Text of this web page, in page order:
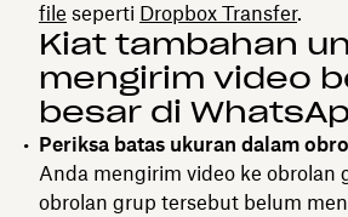
file seperti Dropbox Transfer.
Kiat tambahan
mengirim video
besar di
Periksa batas ukuran dalam
Anda mengirim video ke obrolan
obrolan grup tersebut belum